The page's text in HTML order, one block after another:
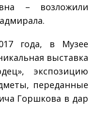
– возложили
года, в Музее
выставка
экспозицию
переданные
Горшкова в дар